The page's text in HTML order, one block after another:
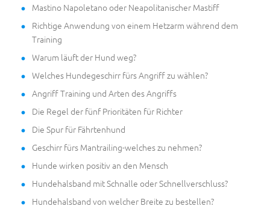
Mastino Napoletano oder Neapolitanischer Mastiff
Richtige Anwendung von einem Hetzarm während dem
Training
Warum läuft der Hund weg?
Welches Hundegeschirr fürs Angriff zu wählen?
Angriff Training und Arten des Angriffs
Die Regel der fünf Prioritäten für Richter
Die Spur für Fährtenhund
Geschirr fürs Mantrailing-welches zu nehmen?
Hunde wirken positiv an den Mensch
Hundehalsband mit Schnalle oder Schnellverschluss?
Hundehalsband von welcher Breite zu bestellen?